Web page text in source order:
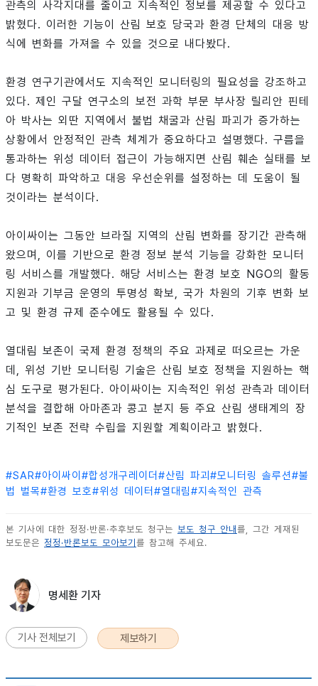
관측의 사각지대를 줄이고 지속적인 정보를 제공할 수 있다고
밝혔다. 이러한 기능이 산림 보호 당국과 환경 단체의 대응 방
식에 변화를 가져올 수 있을 것으로 내다봤다.
환경 연구기관에서도 지속적인 모니터링의 필요성을 강조하고
있다. 제인 구달 연구소의 보전 과학 부문 부사장 릴리안 핀테
아 박사는 외딴 지역에서 불법 채굴과 산림 파괴가 증가하는
상황에서 안정적인 관측 체계가 중요하다고 설명했다. 구름을
통과하는 위성 데이터 접근이 가능해지면 산림 훼손 실태를 보
다 명확히 파악하고 대응 우선순위를 설정하는 데 도움이 될
것이라는 분석이다.
아이싸이는 그동안 브라질 지역의 산림 변화를 장기간 관측해
왔으며, 이를 기반으로 환경 정보 분석 기능을 강화한 모니터
링 서비스를 개발했다. 해당 서비스는 환경 보호 NGO의 활동
지원과 기부금 운영의 투명성 확보, 국가 차원의 기후 변화 보
고 및 환경 규제 준수에도 활용될 수 있다.
열대림 보존이 국제 환경 정책의 주요 과제로 떠오르는 가운
데, 위성 기반 모니터링 기술은 산림 보호 정책을 지원하는 핵
심 도구로 평가된다. 아이싸이는 지속적인 위성 관측과 데이터
분석을 결합해 아마존과 콩고 분지 등 주요 산림 생태계의 장
기적인 보존 전략 수립을 지원할 계획이라고 밝혔다.
#SAR#아이싸이 #합성개구레이더 #산림 파괴 #모니터링 솔루션#불
법 벌목#환경 보호#위성 데이터 #열대림#지속적인 관측
본 기사에 대한 정정·반론·추후보도 청구는 보도 청구 안내 를, 그간 게재된
보도문은 정정·반론보도 모아보기 를 참고해 주세요.
명세환 기자
기사 전체보기 제보하기